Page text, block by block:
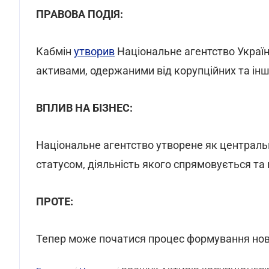
ПРАВОВА ПОДІЯ:
Кабмін утворив Національне агентство
активами, одержаними від корупційних та
ВПЛИВ НА БІЗНЕС:
Національне агентство утворене як
статусом, діяльність якого спрямовується
ПРОТЕ:
Тепер може початися процес формування